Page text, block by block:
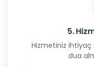
5.
Hizmetiniz ihtiyaç
dua